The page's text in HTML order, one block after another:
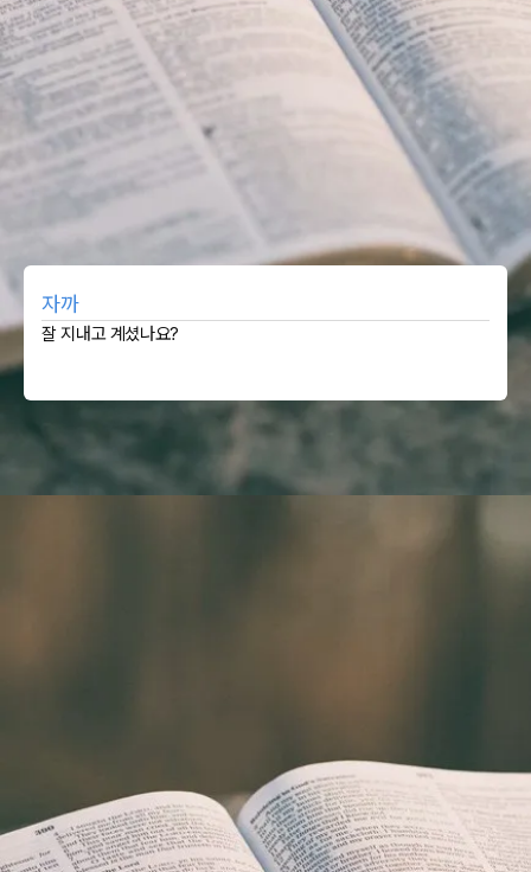
자까
잘 지내고 계셨나요?